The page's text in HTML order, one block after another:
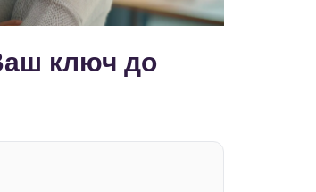
ключ до